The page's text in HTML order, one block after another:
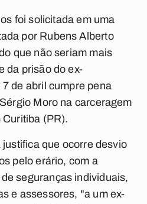
foi solicitada em uma
por Rubens Alberto
que não seriam mais
da prisão do ex-
de abril cumpre pena
Moro na carceragem
(PR).
que ocorre desvio
pelo erário, com a
seguranças individuais,
e assessores, "a um ex-